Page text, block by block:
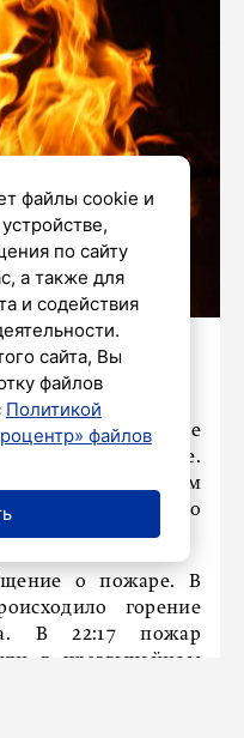
в Петербурге
районе.
11 на Московском
в ГУ МЧС по
о пожаре. В
горение
В 22:17 пожар
в чрезвычайном
файлы cookie и
по сайту
а также для
и содействия
сайта, Вы
файлов
Политикой
файлов